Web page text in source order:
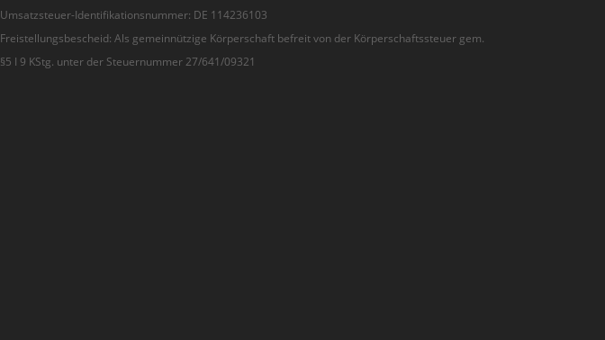
Umsatzsteuer-Identifikationsnummer: DE 114236103
Freistellungsbescheid: Als gemeinnützige Körperschaft befreit von der Körperschaftssteuer gem.
§5 I 9 KStg. unter der Steuernummer 27/641/09321